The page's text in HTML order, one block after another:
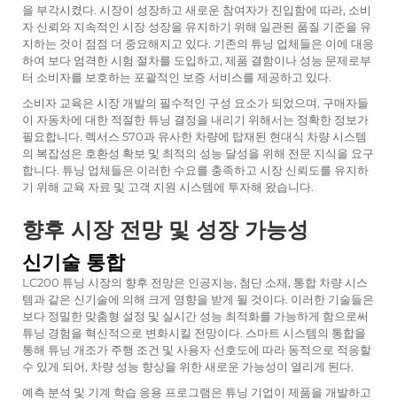
을 부각시켰다. 시장이 성장하고 새로운 참여자가 진입함에 따라, 소비
자 신뢰와 지속적인 시장 성장을 유지하기 위해 일관된 품질 기준을 유
지하는 것이 점점 더 중요해지고 있다. 기존의 튜닝 업체들은 이에 대응
하여 보다 엄격한 시험 절차를 도입하고, 제품 결함이나 성능 문제로부
터 소비자를 보호하는 포괄적인 보증 서비스를 제공하고 있다.
소비자 교육은 시장 개발의 필수적인 구성 요소가 되었으며, 구매자들
이 자동차에 대한 적절한 튜닝 결정을 내리기 위해서는 정확한 정보가
필요합니다. 렉서스 570과 유사한 차량에 탑재된 현대식 차량 시스템
의 복잡성은 호환성 확보 및 최적의 성능 달성을 위해 전문 지식을 요구
합니다. 튜닝 업체들은 이러한 수요를 충족하고 시장 신뢰도를 유지하
기 위해 교육 자료 및 고객 지원 시스템에 투자해 왔습니다.
향후 시장 전망 및 성장 가능성
신기술 통합
LC200 튜닝 시장의 향후 전망은 인공지능, 첨단 소재, 통합 차량 시스
템과 같은 신기술에 의해 크게 영향을 받게 될 것이다. 이러한 기술들은
보다 정밀한 맞춤형 설정 및 실시간 성능 최적화를 가능하게 함으로써
튜닝 경험을 혁신적으로 변화시킬 전망이다. 스마트 시스템의 통합을
통해 튜닝 개조가 주행 조건 및 사용자 선호도에 따라 동적으로 적응할
수 있게 되어, 차량 성능 향상을 위한 새로운 가능성이 열리게 된다.
예측 분석 및 기계 학습 응용 프로그램은 튜닝 기업이 제품을 개발하고